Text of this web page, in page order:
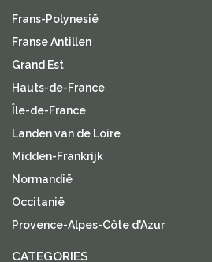
Frans-Polynesië
Franse Antillen
Grand Est
Hauts-de-France
Île-de-France
Landen van de Loire
Midden-Frankrijk
Normandië
Occitanië
Provence-Alpes-Côte d'Azur
CATEGORIES